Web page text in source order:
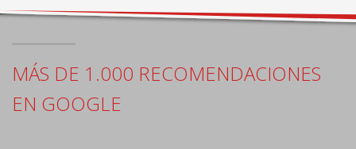
MÁS DE 1.000 RECOMENDACIONES
EN GOOGLE